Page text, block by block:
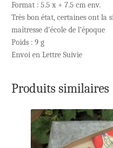
Format : 5.5 x + 7.5 cm env.
Très bon état, certaines ont la
maîtresse d’école de l’époque
Poids : 9 g
Envoi en Lettre Suivie
Produits similaires